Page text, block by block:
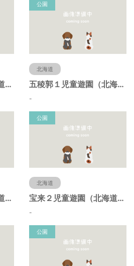
人見１児童遊園（北海道函館市）
公園
北海道
五稜郭１児童遊園（北海道函館市）
-
谷地頭児童遊園（北海道函館市）
公園
北海道
宝来２児童遊園（北海道函館市）
-
公園